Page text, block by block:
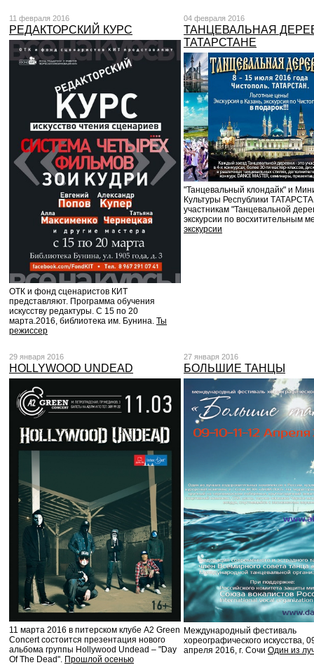
11 февраля 2016
РЕДАКТОРСКИЙ КУРС
ОТК и фонд сценаристов КИТ
представляют. Программа обучения
искусству редактуры. С 15 по 20
марта.2016, библиотека им. Бунина. Ты
режиссер
04 февраля 2016
ТАНЦЕВАЛЬНАЯ
ТАТАРСТАНЕ
"Танцевальный клондайк" и
Культуры Республики
участникам "Танцевальной
экскурсии по восхитительным
экскурсии
29 января 2016
HOLLYWOOD UNDEAD
11 марта 2016 в питерском клубе A2 Green
Сoncert состоится презентация нового
альбома группы Hollywood Undead – "Day
Of The Dead". Прошлой осенью
27 января 2016
БОЛЬШИЕ ТАНЦЫ
Международный фестиваль
хореографического искусства,
апреля 2016, г. Сочи Один из